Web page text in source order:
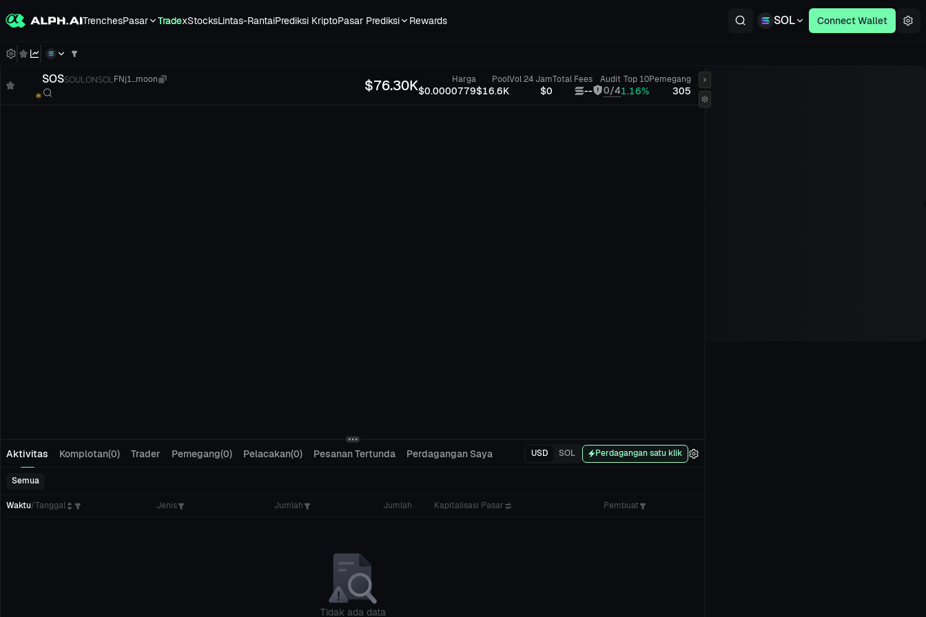
TrenchesPasar TradexStocksLintas-RantaiPrediksi KriptoPasar Prediksi Rewards SOL Connect Wallet
SOSSOULONSOL FNj1...moon $76.30K Harga
$0.0000779
Pool
$16.6K
Vol 24 Jam
$0
Total Fees
--
Audit
0/4
Top 10
1.16%
Pemegang
305
Aktivitas Komplotan(0) Trader Pemegang(0) Pelacakan(0) Pesanan Tertunda Perdagangan Saya USD SOL Perdagangan satu klik
Semua
Waktu/Tanggal Jenis Jumlah Jumlah Kapitalisasi Pasar Pembuat
Tidak ada data